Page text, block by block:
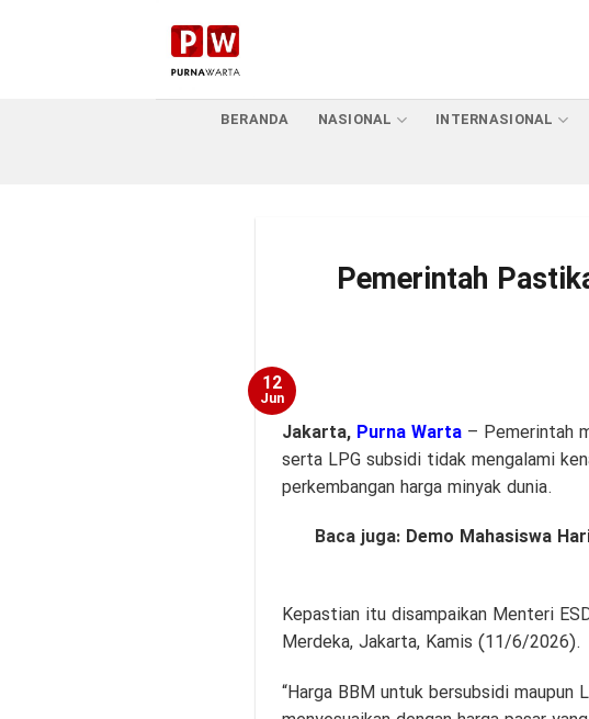
BERANDA NASIONAL INTERNASIONAL
Pemerintah
12
Jun
Jakarta, Purna Warta– Pemerintah
serta LPG subsidi tidak mengalami
perkembangan harga minyak dunia.
Baca juga: Demo Mahasiswa
Kepastian itu disampaikan Menteri
Merdeka, Jakarta, Kamis (11/6/2026).
“Harga BBM untuk bersubsidi